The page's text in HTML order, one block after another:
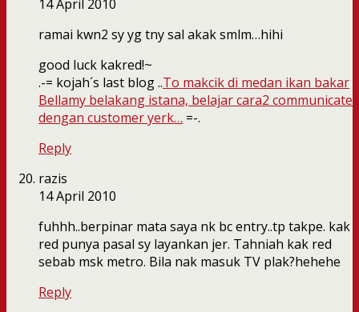
14 April 2010
ramai kwn2 sy yg tny sal akak smlm…hihi
good luck kakred!~
.-= kojah´s last blog ..To makcik di medan ikan bakar
Bellamy belakang istana, belajar cara2 communicate
dengan customer yerk… =-.
Reply
razis
14 April 2010
fuhhh..berpinar mata saya nk bc entry..tp takpe. kak
red punya pasal sy layankan jer. Tahniah kak red
sebab msk metro. Bila nak masuk TV plak?hehehe
Reply